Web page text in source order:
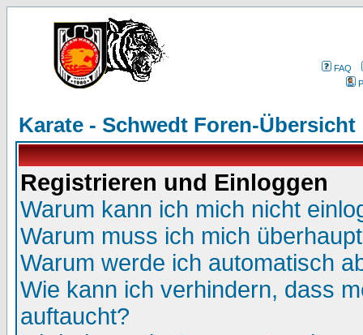
FAQ
Karate - Schwedt Foren-Übersicht
Registrieren und Einloggen
Warum kann ich mich nicht
Warum muss ich mich
Warum werde ich automatisch
Wie kann ich verhindern, dass
auftaucht?